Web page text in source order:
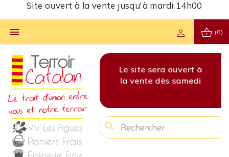
Site ouvert à la vente jusqu'à mardi 14h00
 shopping_basket (0)
person
à
Les commandes pour
cette semaine sont
clôturées !
Le site sera ouvert à
la vente dès samedi
search